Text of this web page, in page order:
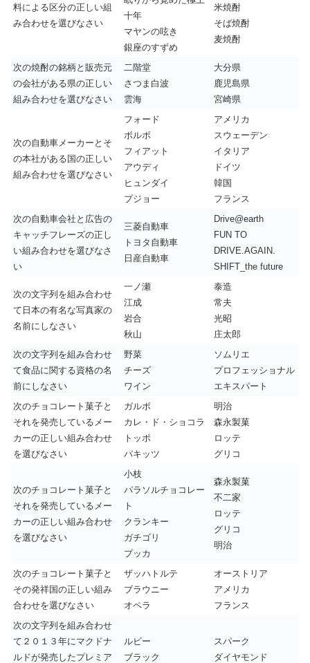
料による区分の正しい組
み合わせを選びなさい
十年
マヤンの呟き
銀座のすずめ
米焼酎
そば焼酎
麦焼酎
次の焼酎の銘柄と販売元
の会社がある県の正しい
組み合わせを選びなさい
二階堂
さつま白波
雲海
大分県
鹿児島県
宮崎県
次の自動車メーカーとそ
の本社がある国の正しい
組み合わせを選びなさい
フォード
ボルボ
フィアット
アウディ
ヒュンダイ
プジョー
アメリカ
スウェーデン
イタリア
ドイツ
韓国
フランス
次の自動車会社と広告の
キャッチフレーズの正し
い組み合わせを選びなさ
い
三菱自動車
トヨタ自動車
日産自動車
Drive@earth
FUN TO
DRIVE.AGAIN.
SHIFT_the future
次の文字列を組み合わせ
て日本の有名な写真家の
名前にしなさい
一ノ瀬
江成
岩合
秋山
泰造
常夫
光昭
庄太郎
次の文字列を組み合わせ
て食品に関する資格の名
前にしなさい
野菜
チーズ
ワイン
ソムリエ
プロフェッショナル
エキスパート
次のチョコレート菓子と
それを発売しているメー
カーの正しい組み合わせ
を選びなさい
ガルボ
カレ・ド・ショコラ
トッポ
パキッツ
明治
森永製菓
ロッテ
グリコ
次のチョコレート菓子と
それを発売しているメー
カーの正しい組み合わせ
を選びなさい
小枝
パラソルチョコレー
ト
クランキー
ガチゴリ
プッカ
森永製菓
不二家
ロッテ
グリコ
明治
次のチョコレート菓子と
その発祥国の正しい組み
合わせを選びなさい
ザッハトルテ
ブラウニー
オペラ
オーストリア
アメリカ
フランス
次の文字列を組み合わせ
て２０１３年にマクドナ
ルドが発売したプレミア
ルビー
ブラック
スパーク
ダイヤモンド